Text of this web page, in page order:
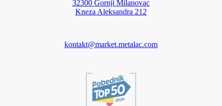
32300 Gornji Milanovac
Kneza Aleksandra 212
kontakt@market.metalac.com